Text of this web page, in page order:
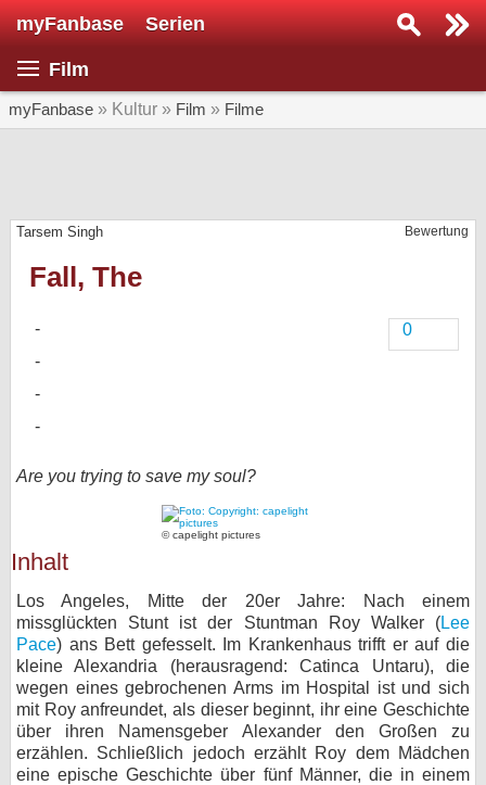
myFanbase Serien
Film
myFanbase » Kultur » Film » Filme
Bewertung
Tarsem Singh
Fall, The
0
Are you trying to save my soul?
© capelight pictures
Inhalt
Los Angeles, Mitte der 20er Jahre: Nach einem
missglückten Stunt ist der Stuntman Roy Walker (Lee
Pace) ans Bett gefesselt. Im Krankenhaus trifft er auf die
kleine Alexandria (herausragend: Catinca Untaru), die
wegen eines gebrochenen Arms im Hospital ist und sich
mit Roy anfreundet, als dieser beginnt, ihr eine Geschichte
über ihren Namensgeber Alexander den Großen zu
erzählen. Schließlich jedoch erzählt Roy dem Mädchen
eine epische Geschichte über fünf Männer, die in einem
Serie suchen...
SERIEN
Forum
bei X
Kontakt
Nutzungsbedingungen
Datenschutz
Cookie-Einstellungen